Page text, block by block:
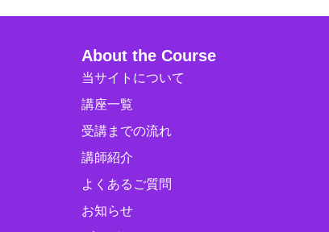
About the Course
当サイトについて
講座一覧
受講までの流れ
講師紹介
よくあるご質問
お知らせ